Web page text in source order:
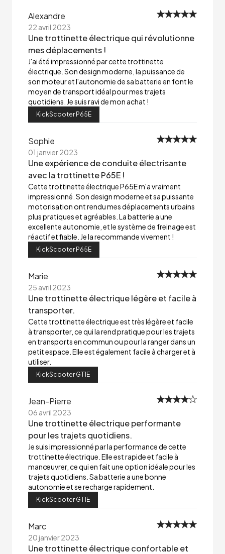
Alexandre
22 avril 2023
Une trottinette électrique qui révolutionne
mes déplacements !
J'ai été impressionné par cette trottinette
électrique. Son design moderne, la puissance de
son moteur et l'autonomie de sa batterie en font le
moyen de transport idéal pour mes trajets
quotidiens. Je suis ravi de mon achat !
KickScooter P65E
Sophie
01 janvier 2023
Une expérience de conduite électrisante
avec la trottinette P65E !
Cette trottinette électrique P65E m'a vraiment
impressionné. Son design moderne et sa puissante
motorisation ont rendu mes déplacements urbains
plus pratiques et agréables. La batterie a une
excellente autonomie, et le système de freinage est
réactif et fiable. Je la recommande vivement !
KickScooter P65E
Marie
25 avril 2023
Une trottinette électrique légère et facile à
transporter.
Cette trottinette électrique est très légère et facile
à transporter, ce qui la rend pratique pour les trajets
en transports en commun ou pour la ranger dans un
petit espace. Elle est également facile à charger et à
utiliser.
KickScooter GT1E
Jean-Pierre
06 avril 2023
Une trottinette électrique performante
pour les trajets quotidiens.
Je suis impressionné par la performance de cette
trottinette électrique. Elle est rapide et facile à
manœuvrer, ce qui en fait une option idéale pour les
trajets quotidiens. Sa batterie a une bonne
autonomie et se recharge rapidement.
KickScooter GT1E
Marc
20 janvier 2023
Une trottinette électrique confortable et